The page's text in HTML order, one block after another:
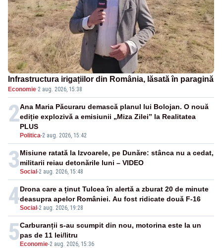
Infrastructura irigațiilor din România, lăsată în paragină
Economie·2 aug. 2026, 15:38
2
Politica-2 aug. 2026, 15:42
Ana Maria Păcuraru demască planul lui Bolojan. O nouă
ediție explozivă a emisiunii „Miza Zilei” la Realitatea
PLUS
3Social -2 aug. 2026, 15:48
Misiune ratată la Izvoarele, pe Dunăre: stânca nu a cedat,
militarii reiau detonările luni – VIDEO
4Social -2 aug. 2026, 19:28
Drona care a ținut Tulcea în alertă a zburat 20 de minute
deasupra apelor României. Au fost ridicate două F-16
5 Economie-2 aug. 2026, 15:36
Carburanții s-au scumpit din nou, motorina este la un
pas de 11 lei/litru